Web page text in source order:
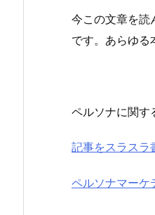
今この文章を読
です。あらゆる
ペルソナに関す
記事をスラスラ
ペルソナマーケ